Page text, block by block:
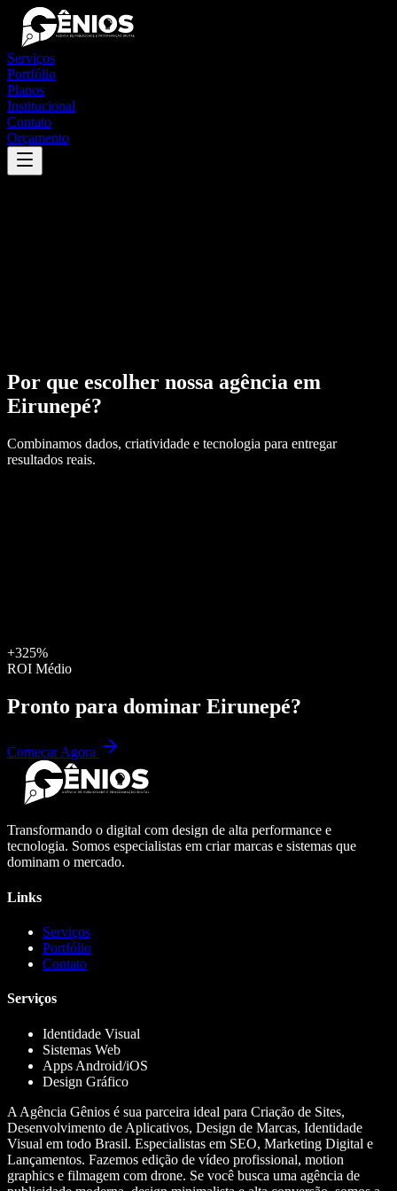
Serviços
Portfólio
Planos
Institucional
Contato
Orçamento
Por que escolher nossa agência em
Eirunepé?
Combinamos dados, criatividade e tecnologia para entregar
resultados reais.
+325%
ROI Médio
Pronto para dominar Eirunepé?
Começar Agora
Transformando o digital com design de alta performance e
tecnologia. Somos especialistas em criar marcas e sistemas que
dominam o mercado.
Links
Serviços
Portfólio
Contato
Serviços
Identidade Visual
Sistemas Web
Apps Android/iOS
Design Gráfico
A Agência Gênios é sua parceira ideal para Criação de Sites,
Desenvolvimento de Aplicativos, Design de Marcas, Identidade
Visual em todo Brasil. Especialistas em SEO, Marketing Digital e
Lançamentos. Fazemos edição de vídeo profissional, motion
graphics e filmagem com drone. Se você busca uma agência de